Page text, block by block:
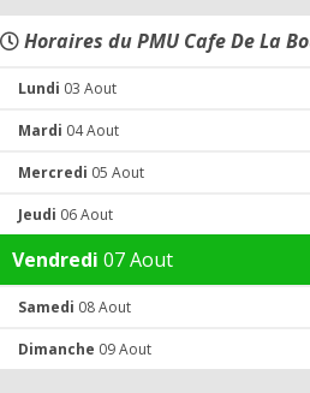
Horaires du PMU Cafe De La
Lundi 03 Aout
Mardi 04 Aout
Mercredi 05 Aout
Jeudi 06 Aout
Vendredi 07 Aout
Samedi 08 Aout
Dimanche 09 Aout